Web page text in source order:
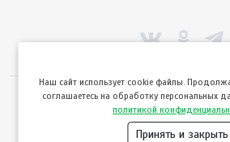
© ТвойПродукт 2010 -
Использование сайта означает согласие с
Политикой конфиденциальности
Hаш сайт использует cookie файлы.
соглашаетесь на обработку персональных
политикой
Принять и закрыть